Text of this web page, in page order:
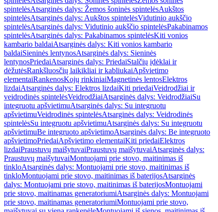
spintelėsAtsarginės dalys: Žemos šoninės spintelėsAukštos
spintelėsAtsarginės dalys: Aukštos spintelėsVidutinio aukščio
spintelėsAtsarginės dalys: Vidutinio aukščio spintelėsPakabinamos
spintelėsAtsarginės dalys: Pakabinamos spintelėsKiti vonios
kambario baldaiAtsarginės dalys: Kiti vonios kambario
baldaiSieninės lentynosAtsarginės dalys: Sieninės
lentynosPriedaiAtsarginės dalys: PriedaiStalčių įdėklai ir
dėžutėsRankšluosčių laikikliai ir kabliukaiApšvietimo
elementaiRankenosKojų rinkiniaiMagnetinės lentosElektros
lizdaiAtsarginės dalys: Elektros lizdaiKiti priedaiVeidrodžiai ir
veidrodinės spintelėsVeidrodžiaiAtsarginės dalys: VeidrodžiaiSu
integruotu apšvietimuAtsarginės dalys: Su integruotu
apšvietimuVeidrodinės spintelėsAtsarginės dalys: Veidrodinės
spintelėsSu integruotu apšvietimuAtsarginės dalys: Su integruotu
apšvietimuBe integruoto apšvietimoAtsarginės dalys: Be integruoto
apšvietimoPriedaiApšvietimo elementaiKiti priedaiElektros
lizdaiPraustuvų maišytuvaiPraustuvų maišytuvaiAtsarginės dalys:
Praustuvų maišytuvaiMontuojami prie stovo, maitinimas iš
tinkloAtsarginės dalys: Montuojami prie stovo, maitinimas iš
tinkloMontuojami prie stovo, maitinimas iš baterijosAtsarginės
dalys: Montuojami prie stovo, maitinimas iš baterijosMontuojami
prie stovo, maitinamas generatoriumiAtsarginės dalys: Montuojami
prie stovo, maitinamas generatoriumiMontuojami prie stovo,